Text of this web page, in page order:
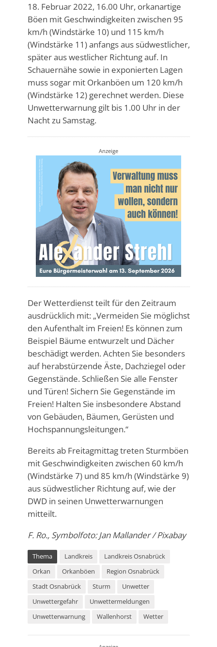
18. Februar 2022, 16.00 Uhr, orkanartige
Böen mit Geschwindigkeiten zwischen 95
km/h (Windstärke 10) und 115 km/h
(Windstärke 11) anfangs aus südwestlicher,
später aus westlicher Richtung auf. In
Schauernähe sowie in exponierten Lagen
muss sogar mit Orkanböen um 120 km/h
(Windstärke 12) gerechnet werden. Diese
Unwetterwarnung gilt bis 1.00 Uhr in der
Nacht zu Samstag.
Anzeige
Der Wetterdienst teilt für den Zeitraum
ausdrücklich mit: „Vermeiden Sie möglichst
den Aufenthalt im Freien! Es können zum
Beispiel Bäume entwurzelt und Dächer
beschädigt werden. Achten Sie besonders
auf herabstürzende Äste, Dachziegel oder
Gegenstände. Schließen Sie alle Fenster
und Türen! Sichern Sie Gegenstände im
Freien! Halten Sie insbesondere Abstand
von Gebäuden, Bäumen, Gerüsten und
Hochspannungsleitungen.“
Bereits ab Freitagmittag treten Sturmböen
mit Geschwindigkeiten zwischen 60 km/h
(Windstärke 7) und 85 km/h (Windstärke 9)
aus südwestlicher Richtung auf, wie der
DWD in seinen Unwetterwarnungen
mitteilt.
F. Ro., Symbolfoto: Jan Mallander / Pixabay
Thema Landkreis
Landkreis Osnabrück
Orkan
Orkanböen
Region Osnabrück
Stadt Osnabrück
Sturm
Unwetter
Unwettergefahr
Unwettermeldungen
Unwetterwarnung
Wallenhorst Wetter